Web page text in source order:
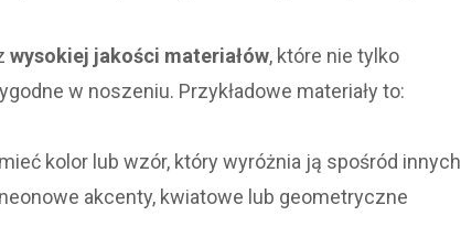
wysokiej jakości materiałów, które nie tylko
w noszeniu. Przykładowe materiały to:
kolor lub wzór, który wyróżnia ją spośród innych
akcenty, kwiatowe lub geometryczne